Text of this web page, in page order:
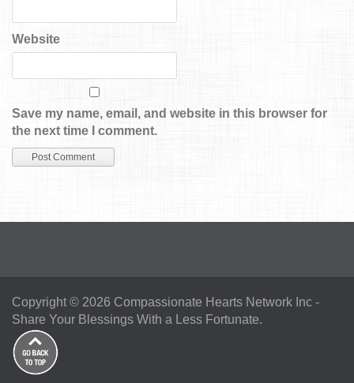
Website
Save my name, email, and website in this browser for
the next time I comment.
Copyright © 2026 Compassionate Hearts Network Inc -
Share Your Blessings With a Less Fortunate.